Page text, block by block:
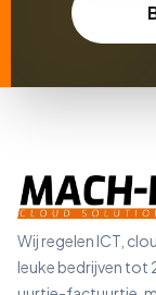
Wij regelen ICT,
leuke bedrijven tot